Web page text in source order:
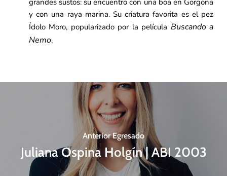
grandes sustos: su encuentro con una boa en Gorgona
y con una raya marina. Su criatura favorita es el pez
Ídolo Moro, popularizado por la película Buscando a
Nemo.
Anterior Egresado
Juliana Ospina Holgín | ABI 2003